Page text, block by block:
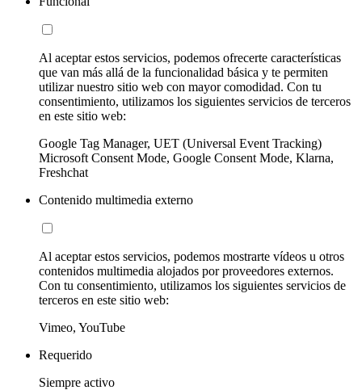
Al aceptar estos servicios, podemos ofrecerte características
que van más allá de la funcionalidad básica y te permiten
utilizar nuestro sitio web con mayor comodidad. Con tu
consentimiento, utilizamos los siguientes servicios de terceros
en este sitio web:
Google Tag Manager, UET (Universal Event Tracking)
Microsoft Consent Mode, Google Consent Mode, Klarna,
Freshchat
Contenido multimedia externo
Al aceptar estos servicios, podemos mostrarte vídeos u otros
contenidos multimedia alojados por proveedores externos.
Con tu consentimiento, utilizamos los siguientes servicios de
terceros en este sitio web:
Vimeo, YouTube
Requerido
Siempre activo